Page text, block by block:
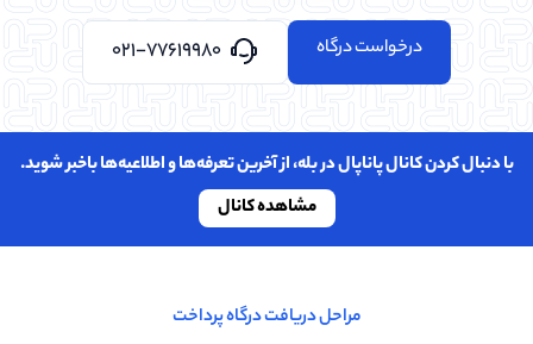
درخواست درگاه
با دنبال کردن کانال پاناپال در بله، از آخرین تعرفه‌ها و اطلاعیه‌ها باخبر شوید.
مشاهده کانال
مراحل دریافت درگاه پرداخت